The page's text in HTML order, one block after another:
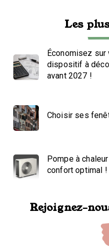
Les
Économisez
dispositif à
avant 2027 !
Choisir ses
Pompe à
confort optimal !
Rejoignez-